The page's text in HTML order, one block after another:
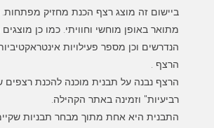
ביישום זה מוצג רצף הכנת מחזיק
מתואר באופן מוחשי וחוויתי. כמו כן
הנדרשים וכן מספר פעילויות
הרצף נבנה על תבנית מוכנה להכנת
התבנית היא אחת מתוך מבחר תבניות